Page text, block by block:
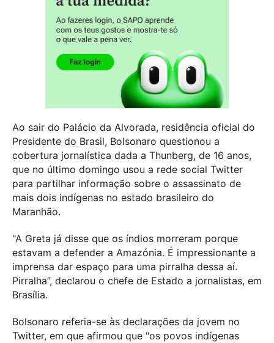
Ao sair do Palácio da Alvorada, residência oficial do
Presidente do Brasil, Bolsonaro questionou a
cobertura jornalística dada a Thunberg, de 16 anos,
que no último domingo usou a rede social Twitter
para partilhar informação sobre o assassinato de
mais dois indígenas no estado brasileiro do
Maranhão.
"A Greta já disse que os índios morreram porque
estavam a defender a Amazónia. É impressionante a
imprensa dar espaço para uma pirralha dessa aí.
Pirralha”, declarou o chefe de Estado a jornalistas, em
Brasília.
Bolsonaro referia-se às declarações da jovem no
Twitter, em que afirmou que "os povos indígenas